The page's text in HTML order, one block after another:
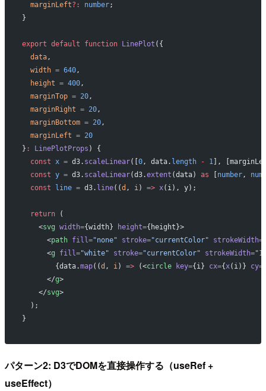
  marginLeft
?: number;
}
export default function LinePlot ({
  data
,
  width
= 640,
  height
= 400,
  marginTop
= 20,
  marginRight
= 20,
  marginBottom
= 20,
  marginLeft
= 20
} : LinePlotProps ) {
  const
x = d3. scaleLinear([ 0, data. length - 1],
  const
y = d3. scaleLinear(d3.extent (data) as number,
  const
line = d3. line((d , i) => x(i), y);
  return
(
    <
svg width={width} height={height}>
      <
path fill="none" stroke="currentColor" strokeWidth=
      <
g fill="white" stroke="currentColor" strokeWidth=
        {data.
map((d , i) => (<circle key={i} cx={x(i)} cy=
      </
g>
    </
svg>
  );
}
パターン2: D3でDOMを直接操作する（useRef +
useEffect）